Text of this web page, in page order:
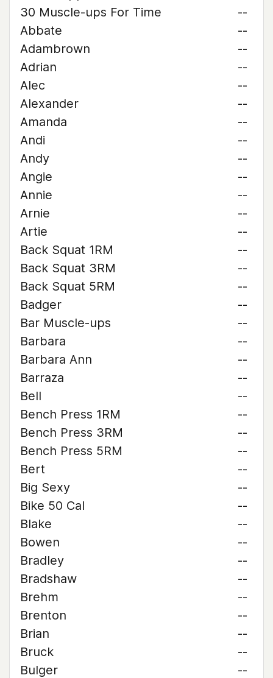
30 Muscle-ups For Time
--
Abbate
--
Adambrown
--
Adrian
--
Alec
--
Alexander
--
Amanda
--
Andi
--
Andy
--
Angie
--
Annie
--
Arnie
--
Artie
--
Back Squat 1RM
--
Back Squat 3RM
--
Back Squat 5RM
--
Badger
--
Bar Muscle-ups
--
Barbara
--
Barbara Ann
--
Barraza
--
Bell
--
Bench Press 1RM
--
Bench Press 3RM
--
Bench Press 5RM
--
Bert
--
Big Sexy
--
Bike 50 Cal
--
Blake
--
Bowen
--
Bradley
--
Bradshaw
--
Brehm
--
Brenton
--
Brian
--
Bruck
--
Bulger
--